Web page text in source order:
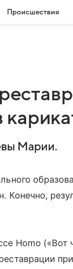
Происшествия
Марии.
Конечно,
Homo («Вот